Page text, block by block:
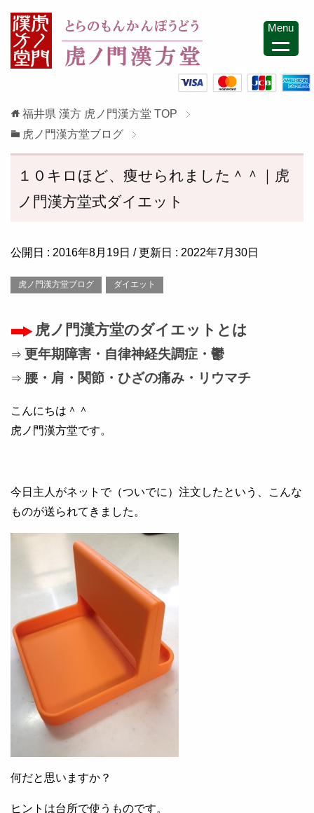
福井県 漢方 虎ノ門漢方堂 TOP
虎ノ門漢方堂ブログ
１０キロほど、痩せられました＾＾｜虎
ノ門漢方堂式ダイエット
公開日 : 2016年8月19日 / 更新日 : 2022年7月30日
虎ノ門漢方堂ブログ ダイエット
虎ノ門漢方堂のダイエットとは
⇒ 更年期障害・自律神経失調症・鬱
⇒ 腰・肩・関節・ひざの痛み・リウマチ
こんにちは＾＾
虎ノ門漢方堂です。
今日主人がネットで（ついでに）注文したという、こんな
ものが送られてきました。
何だと思いますか？
ヒントは台所で使うものです。
Menu